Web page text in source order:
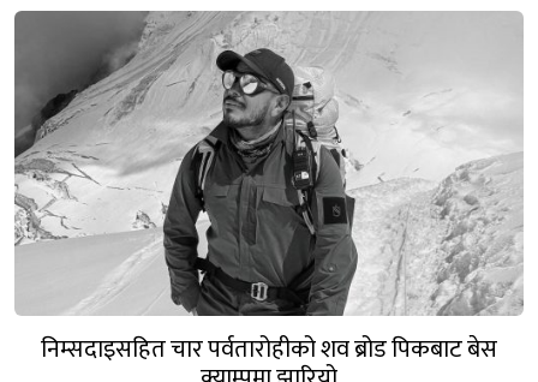
निम्सदाइसहित चार पर्वतारोहीको शव ब्रोड पिकबाट बेस